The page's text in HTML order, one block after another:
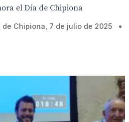
el Día de Chipiona
Chipiona, 7 de julio de 2025
•